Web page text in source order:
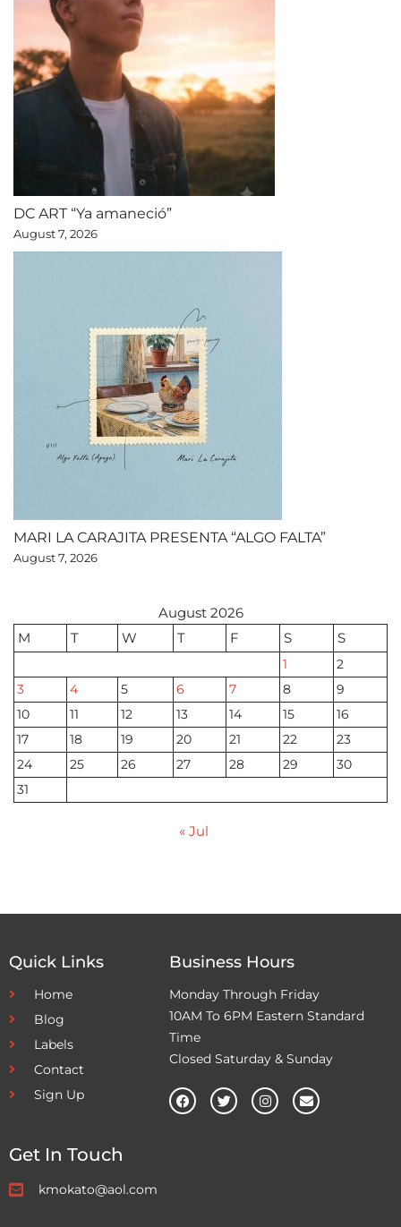
DC ART “Ya amaneció”
August 7, 2026
MARI LA CARAJITA PRESENTA “ALGO FALTA”
August 7, 2026
August 2026
M
T W T F S S
1
2
3
4 5 6 7 8
9
10
11 12 13 14 15
16
17
18 19 20 21 22
23
24
25 26 27 28 29
30
31
« Jul
Quick Links
Home
Blog
Labels
Contact
Sign Up
Business Hours
Monday Through Friday
10AM To 6PM Eastern Standard
Time
Closed Saturday & Sunday
Get In Touch
kmokato@aol.com